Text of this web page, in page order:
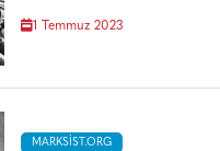
1 Temmuz 2023
MARKSIST.ORG